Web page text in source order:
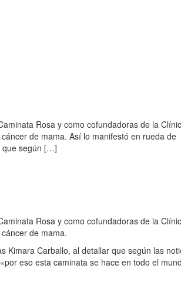
Rosa y como cofundadoras de la
de mama. Así lo manifestó en rueda de
que según […]
Rosa y como cofundadoras de la
de mama.
Kimara Carballo, al detallar que según las
eso esta caminata se hace en todo el